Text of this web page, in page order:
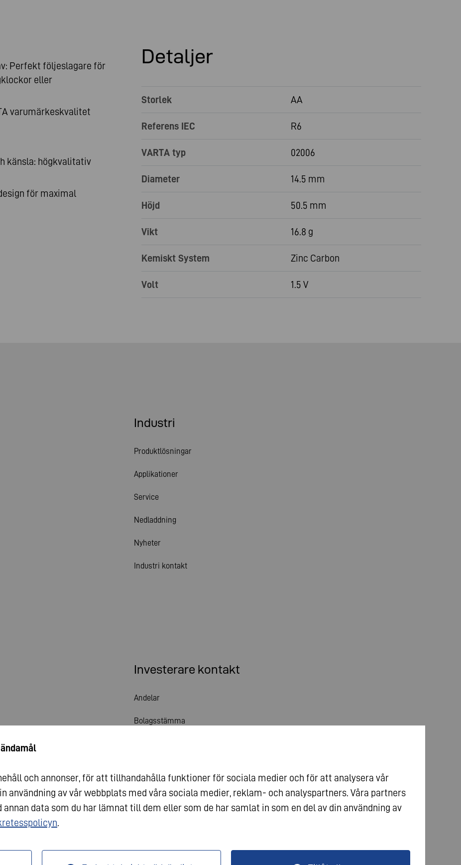
Perfekt följeslagare för
eller
varumärkeskvalitet
känsla: högkvalitativ
för maximal
Detaljer
Storlek AA
Referens IEC R6
VARTA typ 02006
Diameter 14.5 mm
Höjd 50.5 mm
Vikt 16.8 g
Kemiskt System Zinc Carbon
Volt 1.5 V
Industri
Produktlösningar
Applikationer
Service
Nedladdning
Nyheter
Industri kontakt
Investerare kontakt
Andelar
Bolagsstämma
Investerare kontakt
Bolagsstyrning
och annonser, för att tillhandahålla funktioner för sociala medier och för att analysera vår
användning av vår webbplats med våra sociala medier, reklam- och analyspartners. Våra partners
data som du har lämnat till dem eller som de har samlat in som en del av din användning av
.